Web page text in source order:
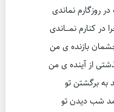
روزگارم نماندی
کنارم نمـــاندی
بازنده ی من
از آینده ی من
به برگشتن تو
شب دیدن تو